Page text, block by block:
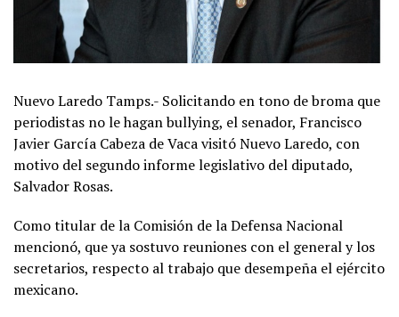
Nuevo Laredo Tamps.- Solicitando en tono de broma que
periodistas no le hagan bullying, el senador, Francisco
Javier García Cabeza de Vaca visitó Nuevo Laredo, con
motivo del segundo informe legislativo del diputado,
Salvador Rosas.
Como titular de la Comisión de la Defensa Nacional
mencionó, que ya sostuvo reuniones con el general y los
secretarios, respecto al trabajo que desempeña el ejército
mexicano.